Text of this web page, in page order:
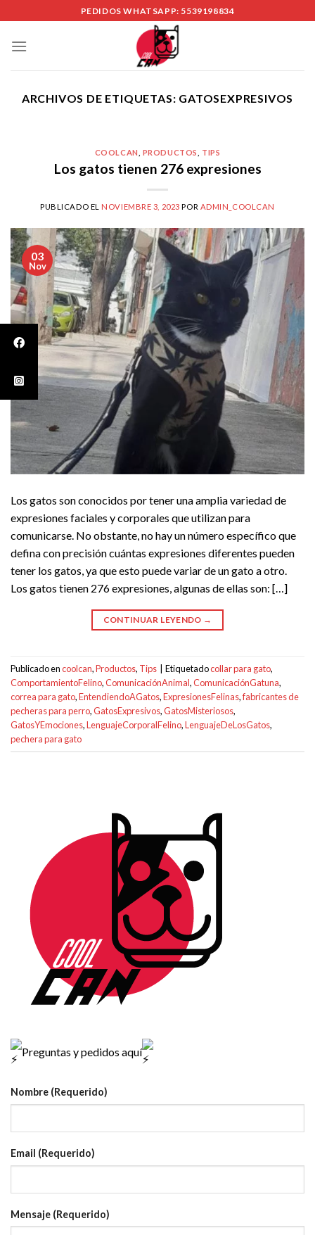
to
content
PEDIDOS WHATSAPP: 5539198834
ARCHIVOS DE ETIQUETAS: GATOSEXPRESIVOS
COOLCAN PRODUCTOS TIPS
Los gatos tienen 276 expresiones
PUBLICADO EL NOVIEMBRE 3, 2023 POR ADMIN_COOLCAN
03
Nov
Los gatos son conocidos por tener una amplia variedad de
expresiones faciales y corporales que utilizan para
comunicarse. No obstante, no hay un número específico que
defina con precisión cuántas expresiones diferentes pueden
tener los gatos, ya que esto puede variar de un gato a otro.
Los gatos tienen 276 expresiones, algunas de ellas son: […]
CONTINUAR LEYENDO →
Publicado encoolcan,Productos, Tips | Etiquetadocollar para gato,
ComportamientoFelino,ComunicaciónAnimal,ComunicaciónGatuna,
correa para gato,EntendiendoAGatos,ExpresionesFelinas,fabricantes de
pecheras para perro,GatosExpresivos,GatosMisteriosos,
GatosYEmociones,LenguajeCorporalFelino,LenguajeDeLosGatos,
pechera para gato
Preguntas y pedidos aquí
Nombre (Requerido)
Email (Requerido)
Mensaje (Requerido)